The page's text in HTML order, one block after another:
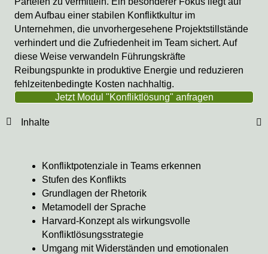
dem Aufbau einer stabilen Konfliktkultur im
Unternehmen, die unvorhergesehene Projektstillstände
verhindert und die Zufriedenheit im Team sichert. Auf
diese Weise verwandeln Führungskräfte
Reibungspunkte in produktive Energie und reduzieren
fehlzeitenbedingte Kosten nachhaltig.
Jetzt Modul "Konfliktlösung" anfragen
Inhalte
Konfliktpotenziale in Teams erkennen
Stufen des Konflikts
Grundlagen der Rhetorik
Metamodell der Sprache
Harvard-Konzept als wirkungsvolle
Konfliktlösungsstrategie
Umgang mit Widerständen und emotionalen